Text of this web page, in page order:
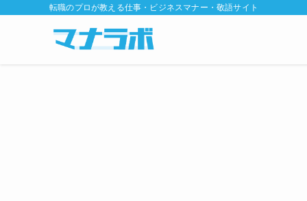
転職のプロが教える仕事・ビジネスマナー・敬語サイト